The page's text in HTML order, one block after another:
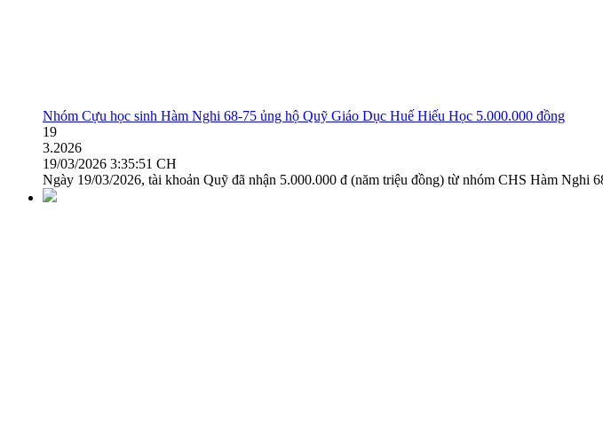
Nhóm Cựu học sinh Hàm Nghi 68-75 ủng hộ Quỹ Giáo Dục Huế Hiếu Học 5.000.000 đồng
19
3.2026
19/03/2026 3:35:51 CH
Ngày 19/03/2026, tài khoản Quỹ đã nhận 5.000.000 đ (năm triệu đồng) từ nhóm CHS Hàm Nghi